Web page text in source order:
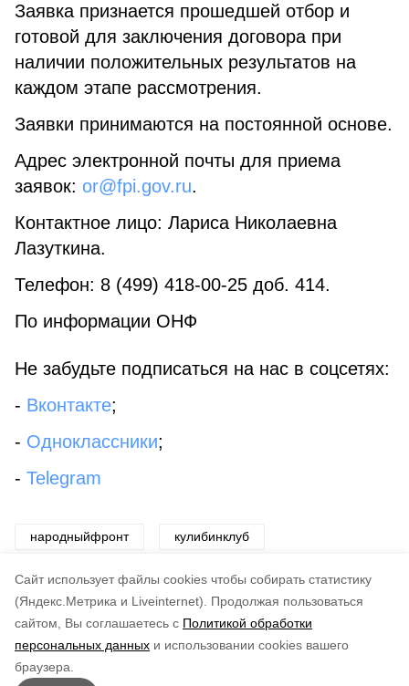
Cайт использует файлы cookies чтобы собирать статистику
(Яндекс.Метрика и Liveinternet).
Продолжая пользоваться
сайтом, Вы соглашаетесь с Политикой обработки
персональных данных и использовании cookies вашего
браузера.
Заявка признается прошедшей отбор и
готовой для заключения договора при
наличии положительных результатов на
каждом этапе рассмотрения.
Заявки принимаются на постоянной основе.
Адрес электронной почты для приема
заявок: or@fpi.gov.ru.
Контактное лицо: Лариса Николаевна
Лазуткина.
Телефон: 8 (499) 418-00-25 доб. 414.
По информации ОНФ
Не забудьте подписаться на нас в соцсетях:
- Вконтакте;
- Одноклассники;
- Telegram
народныйфронт кулибинклуб
министерствообороны
по оценке
5